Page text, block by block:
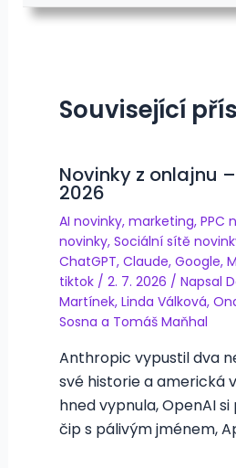
Související
Novinky z onlajnu
2026
AI novinky, marketing, PPC
novinky, Sociální sítě
ChatGPT, Claude, Google,
tiktok/ 2. 7. 2026 / Napsal
Martínek, Linda Válková,
Sosna a Tomáš Maňhal
Anthropic vypustil dva
své historie a americká
hned vypnula, OpenAI
čip s pálivým jménem,